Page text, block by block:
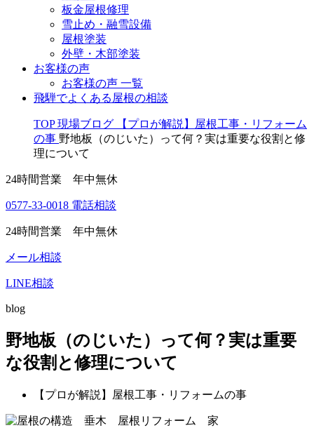
板金屋根修理
雪止め・融雪設備
屋根塗装
外壁・木部塗装
お客様の声
お客様の声 一覧
飛騨でよくある屋根の相談
TOP 現場ブログ
【プロが解説】屋根工事・リフォーム
の事 野地板（のじいた）って何？実は重要な役割と修
理について
24時間営業 年中無休
0577-33-0018 電話相談
24時間営業 年中無休
メール相談
LINE相談
blog
野地板（のじいた）って何？実は重要
な役割と修理について
【プロが解説】屋根工事・リフォームの事